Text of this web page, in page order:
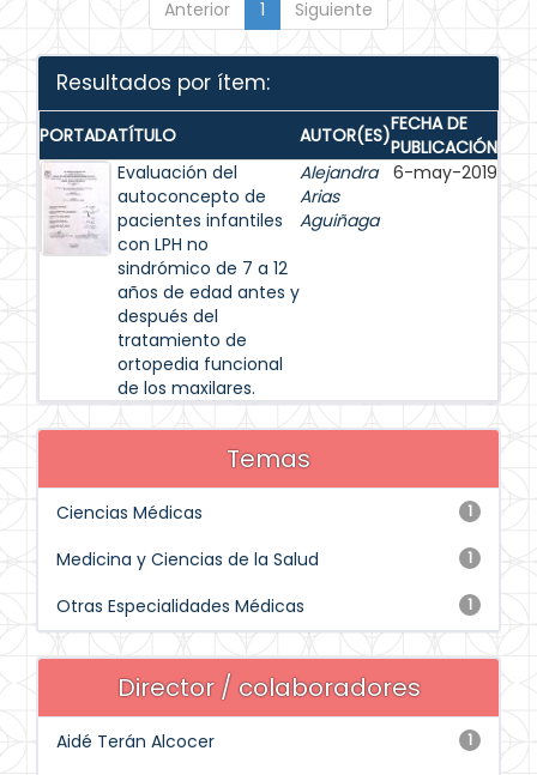
Anterior 1 Siguiente
Resultados por ítem:
PORTADATÍTULO AUTOR(ES)FECHA DE
PUBLICACIÓN
Evaluación del
autoconcepto de
pacientes infantiles
con LPH no
sindrómico de 7 a 12
años de edad antes y
después del
tratamiento de
ortopedia funcional
de los maxilares.
Alejandra
Arias
Aguiñaga
6-may-2019
Temas
1
Ciencias Médicas
1
Medicina y Ciencias de la Salud
1
Otras Especialidades Médicas
Director / colaboradores
1
Aidé Terán Alcocer